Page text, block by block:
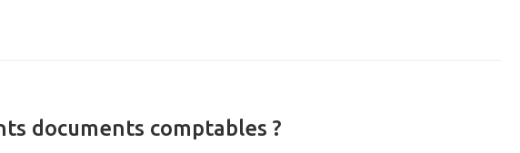
documents comptables ?